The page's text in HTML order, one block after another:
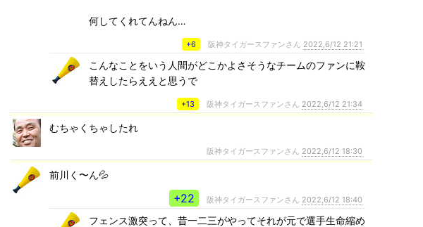
何してくれてんねん…
+6 阪神タイガースファンさん 2022,6/12 21:21
こんなことをいう人間がどこかよさそうなチームのファンに鞍
替えしたらええと思うで
+13 阪神タイガースファンさん 2022,6/12 21:34
むちゃくちゃしたれ
阪神タイガースファンさん 2022,6/12 18:30
前川く〜ん💦
+22 阪神タイガースファンさん 2022,6/12 18:40
フェンス激突って、昔一二三がやってそれが元で選手生命縮め